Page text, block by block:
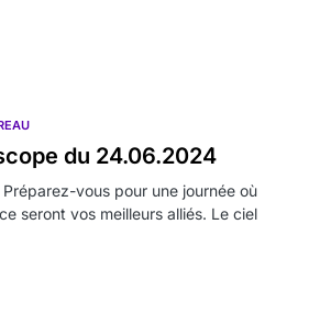
du 24.06.2024
vous pour une journée où
seront vos meilleurs alliés. Le ciel